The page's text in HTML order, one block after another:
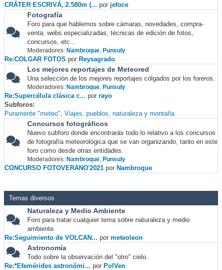
CRÁTER ESCRIVÁ, 2.580m (... por jefoce
Fotografía
Foro para que hablemos sobre cámaras, novedades, compra-
venta, webs especializadas, técnicas de edición de fotos,
concursos, etc...
Moderadores: Nambroque, Punsuly
Re:COLGAR FOTOS por Reysagrado
Los mejores reportajes de Meteored
Una selección de los mejores reportajes colgados por los foreros.
Moderadores: Nambroque, Punsuly
Re:Supercélula clásica c... por rayo
Subforos
Puramente "meteo" Viajes, pueblos, naturaleza y montaña
Concursos fotográficos
Nuevo subforo donde encontrarás todo lo relativo a los concursos
de fotografía meteorológica que se van organizando, tanto en este
foro como desde otras entidades.
Moderadores: Nambroque, Punsuly
CONCURSO FOTOVERANO'2021 por Nambroque
Temas diversos
Naturaleza y Medio Ambiente
Foro para tratar cualquier tema sobre naturaleza y medio
ambiente.
Re:Seguimiento de VOLCAN... por meteoleon
Astronomía
Todo sobre la observación del "otro" cielo.
Re:*Efemérides astronómi... por PolVen